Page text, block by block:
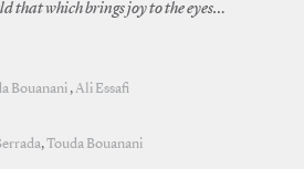
that which brings joy to the eyes…
Bouanani ,Ali Essafi
,Touda Bouanani